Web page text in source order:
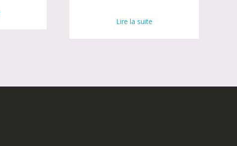
Lire la suite